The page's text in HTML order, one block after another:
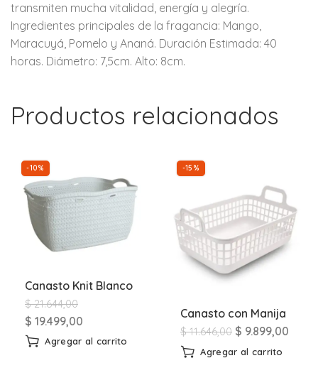
transmiten mucha vitalidad, energía y alegría.
Ingredientes principales de la fragancia: Mango,
Maracuyá, Pomelo y Ananá. Duración Estimada: 40
horas. Diámetro: 7,5cm. Alto: 8cm.
Productos relacionados
-10%
Canasto Knit Blanco
$21.644,00
$ 19.499,00
Agregar al carrito
-15%
Canasto con Manija
$11.646,00 $ 9.899,00
Agregar al carrito